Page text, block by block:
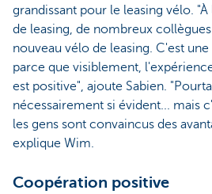
grandissant pour le leasing vélo.
de leasing, de nombreux
nouveau vélo de leasing. C'est
parce que visiblement,
est positive", ajoute Sabien.
nécessairement si évident... mais
les gens sont convaincus des
explique Wim.
Coopération positive